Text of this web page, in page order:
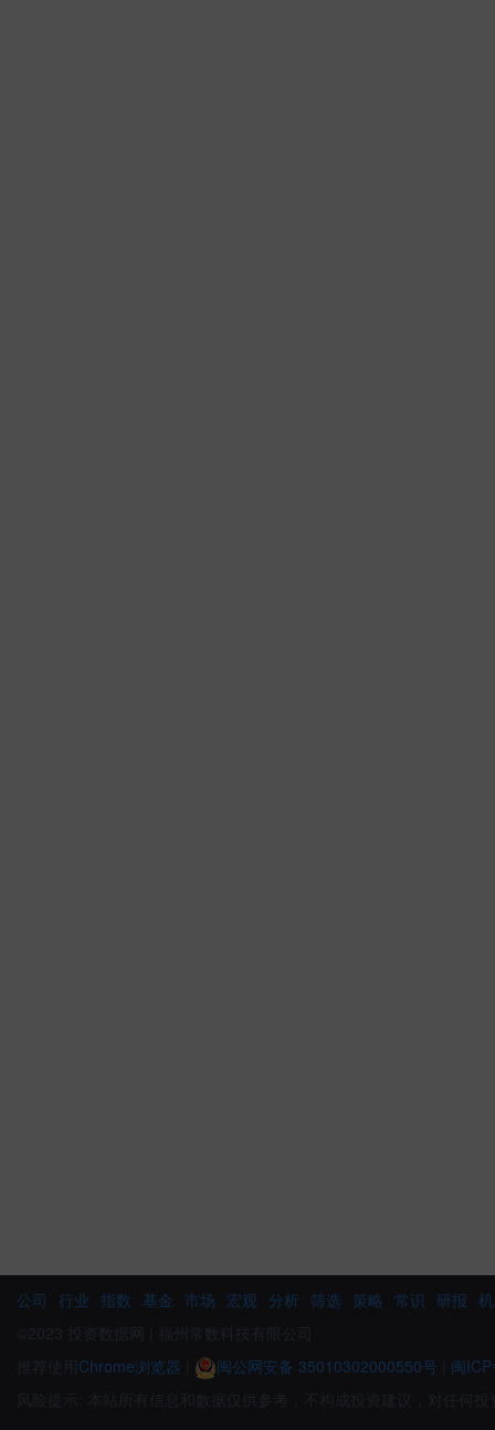
公司 行业 指数 基金 市场 宏观 分析 筛选 策略 常识 研报
©2023 投资数据网 | 福州常数科技有限公司
推荐使用 Chrome浏览器 闽公网安备 35010302000550号
闽
风险提示: 本站所有信息和数据仅供参考，不构成投资建议，对任何